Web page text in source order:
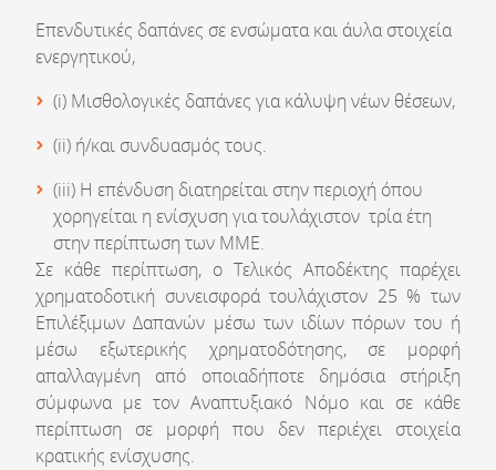
Επενδυτικές δαπάνες σε ενσώματα και άυλα στοιχεία
ενεργητικού,
(i) Μισθολογικές δαπάνες για κάλυψη νέων θέσεων,
(ii) ή/και συνδυασμός τους.
(iii) Η επένδυση διατηρείται στην περιοχή όπου
χορηγείται η ενίσχυση για τουλάχιστον τρία έτη
στην περίπτωση των ΜΜΕ.
Σε κάθε περίπτωση, ο Τελικός Αποδέκτης παρέχει
χρηματοδοτική συνεισφορά τουλάχιστον 25 % των
Επιλέξιμων Δαπανών μέσω των ιδίων πόρων του ή
μέσω εξωτερικής χρηματοδότησης, σε μορφή
απαλλαγμένη από οποιαδήποτε δημόσια στήριξη
σύμφωνα με τον Αναπτυξιακό Νόμο και σε κάθε
περίπτωση σε μορφή που δεν περιέχει στοιχεία
κρατικής ενίσχυσης.